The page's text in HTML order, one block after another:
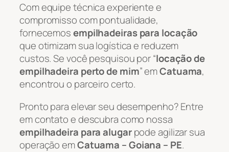
Com equipe técnica experiente e
compromisso com pontualidade,
fornecemosempilhadeiras para locação
que otimizam sua logística e reduzem
custos. Se você pesquisou por “locação de
empilhadeira perto de mim” emCatuama,
encontrou o parceiro certo.
Pronto para elevar seu desempenho? Entre
em contato e descubra como nossa
empilhadeira para alugarpode agilizar sua
operação emCatuama – Goiana – PE.